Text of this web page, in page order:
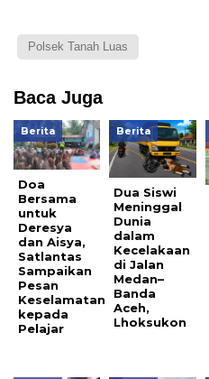
Polsek Tanah Luas
Baca Juga
Berita
Doa
Bersama
untuk
Deresya
dan Aisya,
Satlantas
Sampaikan
Pesan
Keselamatan
kepada
Pelajar
Berita
Dua Siswi
Meninggal
Dunia
dalam
Kecelakaan
di Jalan
Medan–
Banda
Aceh,
Lhoksukon